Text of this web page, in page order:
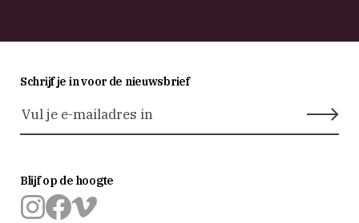
Schrijf je in voor de nieuwsbrief
Blijf op de hoogte